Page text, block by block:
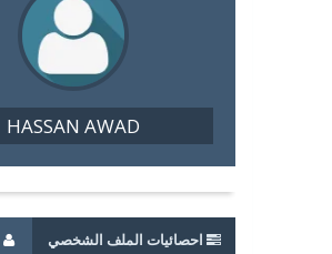
HASSAN AWAD
احصائيات الملف الشخصي